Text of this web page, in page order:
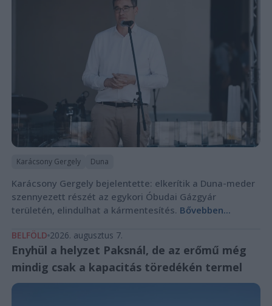
Karácsony Gergely Duna
Karácsony Gergely bejelentette: elkerítik a Duna-meder
szennyezett részét az egykori Óbudai Gázgyár
területén, elindulhat a kármentesítés. Bővebben...
BELFÖLD 2026. augusztus 7.
Enyhül a helyzet Paksnál, de az erőmű még
mindig csak a kapacitás töredékén termel